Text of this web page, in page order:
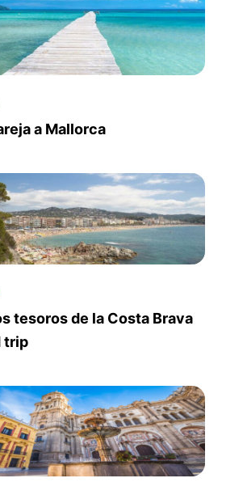
a Mallorca
tesoros de la Costa Brava
trip